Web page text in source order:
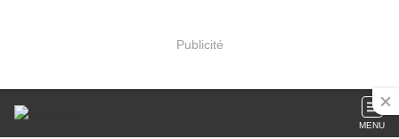
Publicité
MENU